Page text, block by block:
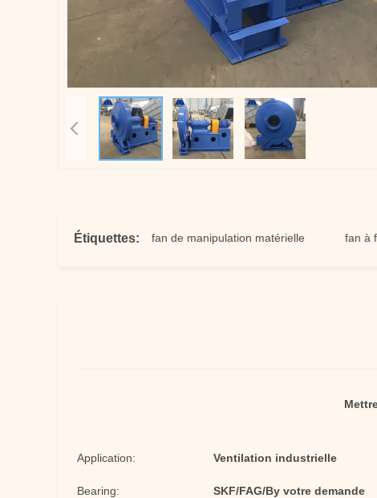
Étiquettes:
triphasé fan de manipulation matérielle fan à fort
Application: Ventilation industrielle
Bearing: SKF/FAG/By votre demande